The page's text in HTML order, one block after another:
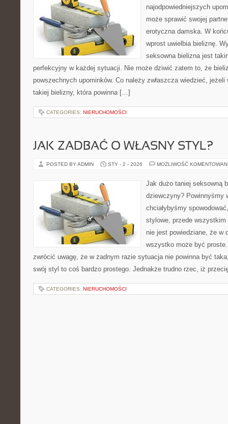
najodpowiedniejszych
może sprawić swojej
erotyczna damska. W
wprost uwielbia bieliznę.
seksowna bielizna jest
perfekcyjny w każdej sytuacji. Nie może dziwić zatem to, że
powszechnych upominków. Co należy zwłaszcza wiedzieć,
takiej bielizny, która powinna […]
CATEGORIES: NIERUCHOMOŚCI
JAK ZADBAĆ O WŁASNY STYL?
POSTED BY ADMIN STY - 2 - 2026 MOŻLIWOŚĆ
Jak dużo taniej seksowną
dziewczyny? Powinnyśmy
chciałybyśmy
stylowe, przede
nie jest powiedziane, że w
wszystko może być
zwrócić uwagę, że w żadnym razie sytuacja nie powinna być
swój styl to coś bardzo prostego. Jednakże trudno rzec, iż
CATEGORIES: NIERUCHOMOŚCI